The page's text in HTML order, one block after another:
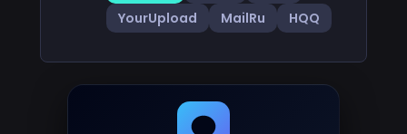
YourUpload
MailRu HQQ